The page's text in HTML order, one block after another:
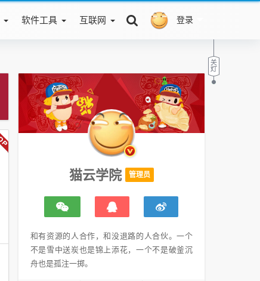
登录
软件工具 互联网
猫云学院 管理员
和有资源的人合作，和没退路的人合伙。一个
不是雪中送炭也是锦上添花，一个不是破釜沉
舟也是孤注一掷。